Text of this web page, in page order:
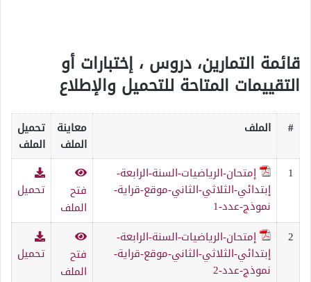
قائمة التمارين، دروس ، إختبارات أو
التقييمات المتاحة للتحميل والإطلاع
# الملف
معاينة
الملف
تحميل
الملف
1
إمتحان-الرياضيات-السنة-الرابعة-
إبتدائي-الثلاثي-الثاني-موقع-قراية-
نموذج-عدد-1
فتح
الملف
تحميل
2
إمتحان-الرياضيات-السنة-الرابعة-
إبتدائي-الثلاثي-الثاني-موقع-قراية-
نموذج-عدد-2
فتح
الملف
تحميل